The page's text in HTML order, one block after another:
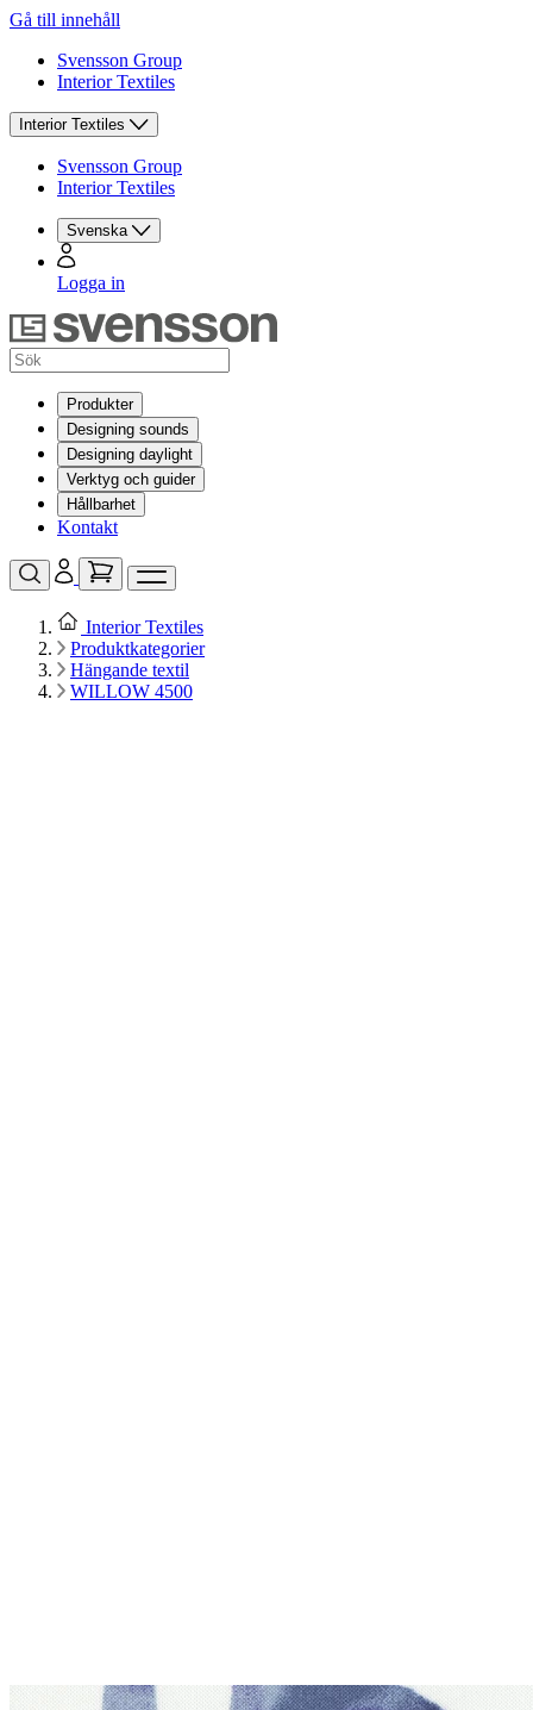
Gå till innehåll
Svensson Group
Interior Textiles
Interior Textiles
Svensson Group
Interior Textiles
Svenska
Logga in
Produkter
Designing sounds
Designing daylight
Verktyg och guider
Hållbarhet
Kontakt
Interior Textiles
Produktkategorier
Hängande textil
WILLOW 4500